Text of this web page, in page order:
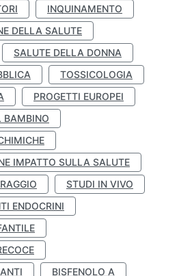
INQUINAMENTO
DELLA SALUTE
SALUTE DELLA DONNA
TOSSICOLOGIA
PROGETTI EUROPEI
BAMBINO
IMPATTO SULLA SALUTE
STUDI IN VIVO
ENDOCRINI
BISFENOLO A